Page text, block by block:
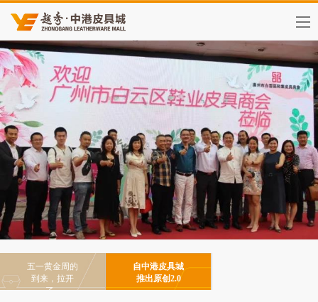
五一黄金周的
到来，拉开
了...
自中港皮具城
推出原创2.0
后...